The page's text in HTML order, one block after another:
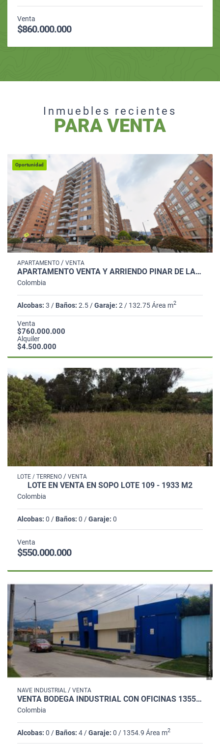
Venta
$860.000.000
Inmuebles recientes
PARA VENTA
Oportunidad
APARTAMENTO / VENTA
APARTAMENTO VENTA Y ARRIENDO PINAR DE LA COLINA 133M2 3H 3B 2GJ DP
Colombia
Alcobas: 3 / Baños: 2.5 /Garaje: 2 / 132.75 Área m2
Venta
$760.000.000
Alquiler
$4.500.000
LOTE / TERRENO / VENTA
LOTE EN VENTA EN SOPO LOTE 109 - 1933 M2
Colombia
Alcobas: 0 / Baños: 0 /Garaje: 0
Venta
$550.000.000
NAVE INDUSTRIAL / VENTA
VENTA BODEGA INDUSTRIAL CON OFICINAS 1355M2 CAJICÁ
Colombia
Alcobas: 0 / Baños: 4 /Garaje: 0 / 1354.9 Área m2